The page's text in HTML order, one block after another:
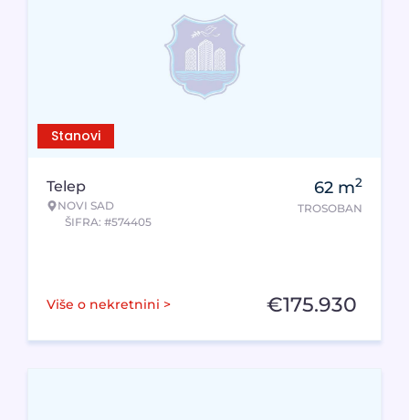
Stanovi
Telep
NOVI SAD
ŠIFRA: #574405
62 m2
TROSOBAN
Više o nekretnini > €175.930